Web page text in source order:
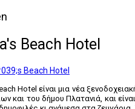
Beach Hotel
Hotel είναι μια νέα
και του δήμου Πλατανιά, και